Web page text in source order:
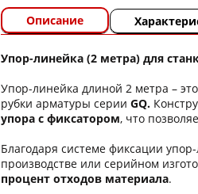
Описание
Упор-линейка (2 метра) для
Упор-линейка длиной 2 метра –
рубки арматуры серии GQ.
упора с фиксатором, что
Благодаря системе фиксации
производстве или серийном
процент отходов материала.